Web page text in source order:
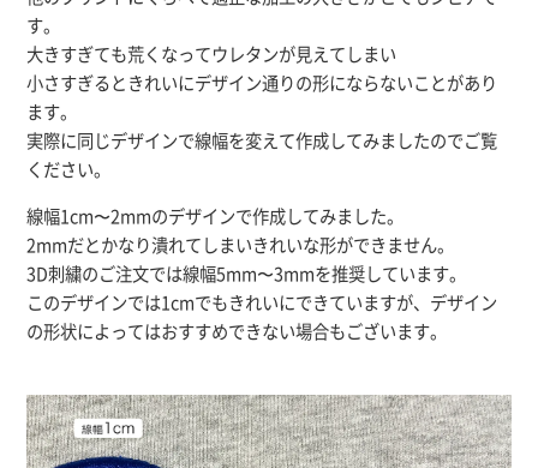
す。
大きすぎても荒くなってウレタンが見えてしまい
小さすぎるときれいにデザイン通りの形にならないことがあり
ます。
実際に同じデザインで線幅を変えて作成してみましたのでご覧
ください。
線幅1cm〜2mmのデザインで作成してみました。
2mmだとかなり潰れてしまいきれいな形ができません。
3D刺繍のご注文では線幅5mm〜3mmを推奨しています。
このデザインでは1cmでもきれいにできていますが、デザイン
の形状によってはおすすめできない場合もございます。